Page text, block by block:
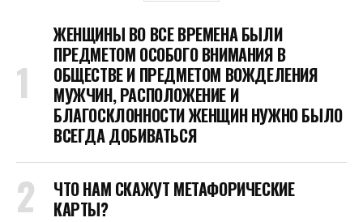
ЖЕНЩИНЫ ВО ВСЕ ВРЕМЕНА БЫЛИ
ПРЕДМЕТОМ ОСОБОГО ВНИМАНИЯ В
ОБЩЕСТВЕ И ПРЕДМЕТОМ ВОЖДЕЛЕНИЯ
МУЖЧИН, РАСПОЛОЖЕНИЕ И
БЛАГОСКЛОННОСТИ ЖЕНЩИН НУЖНО БЫЛО
ВСЕГДА ДОБИВАТЬСЯ
ЧТО НАМ СКАЖУТ МЕТАФОРИЧЕСКИЕ
КАРТЫ?